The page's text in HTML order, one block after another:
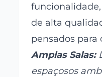
de alta
pensados para
Amplas Salas:
espaçosos